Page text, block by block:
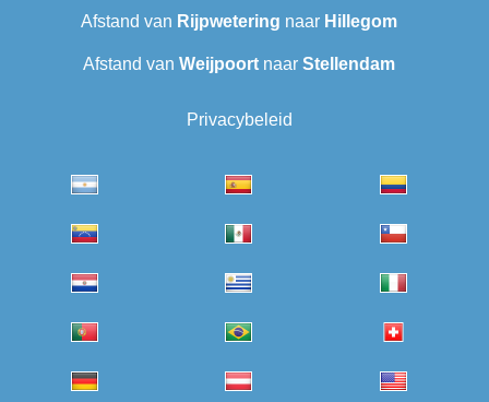
Afstand van Rijpwetering naar Hillegom
Afstand van Weijpoort naar Stellendam
Privacybeleid